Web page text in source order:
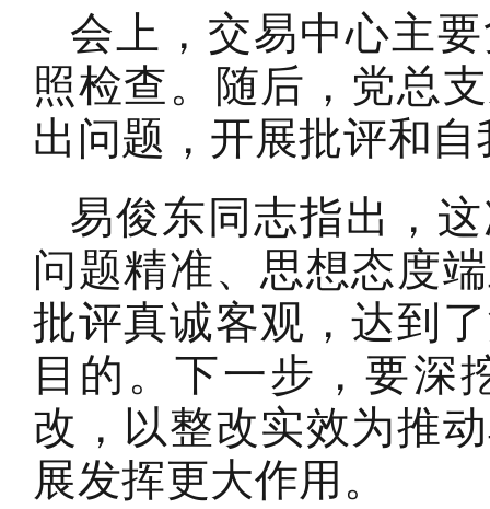
会上，交易中心主
照检查。随后，党总
出问题，开展批评和
易俊东同志指出，
问题精准、思想态度
批评真诚客观，达到
目的。下一步，要深
改，以整改实效为推
展发挥更大作用。